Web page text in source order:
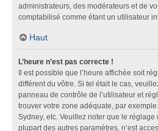
administrateurs, des modérateurs et de
comptabilisé comme étant un utilisateur
Haut
L’heure n’est pas correcte !
Il est possible que l’heure affichée soit
différent du vôtre. Si tel était le cas,
panneau de contrôle de l’utilisateur et
trouver votre zone adéquate, par
Sydney, etc. Veuillez noter que le
plupart des autres paramètres, n’est